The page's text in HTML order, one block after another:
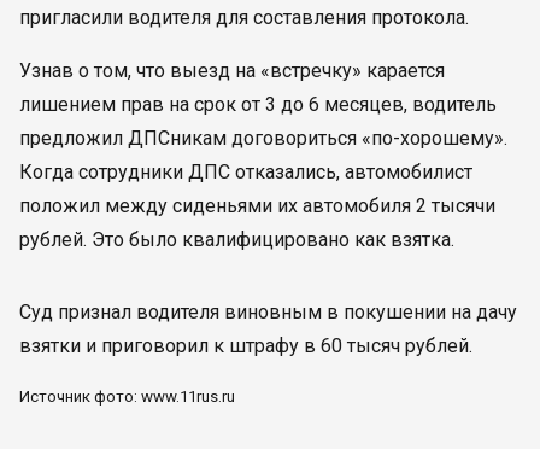
пригласили водителя для составления протокола.
Узнав о том, что выезд на «встречку» карается
лишением прав на срок от 3 до 6 месяцев, водитель
предложил ДПСникам договориться «по-хорошему».
Когда сотрудники ДПС отказались, автомобилист
положил между сиденьями их автомобиля 2 тысячи
рублей. Это было квалифицировано как взятка.
Суд признал водителя виновным в покушении на дачу
взятки и приговорил к штрафу в 60 тысяч рублей.
Источник фото: www.11rus.ru